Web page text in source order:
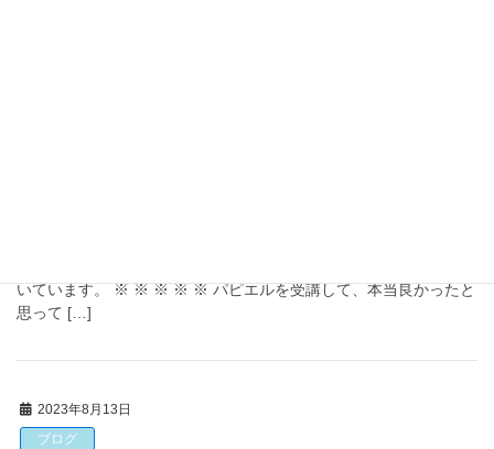
いています。 ※ ※ ※ ※ ※ パピエルを受講して、本当良かったと
思って […]
2023年8月13日
ブログ